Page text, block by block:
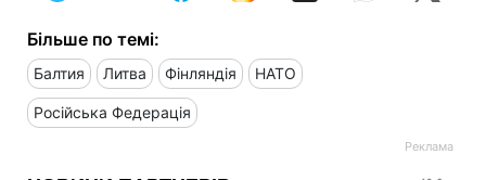
Більше по темі:
Балтия Литва Фінляндія НАТО
Російська Федерація